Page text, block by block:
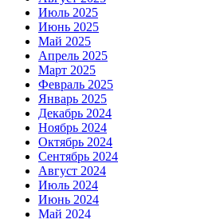
Июль 2025
Июнь 2025
Май 2025
Апрель 2025
Март 2025
Февраль 2025
Январь 2025
Декабрь 2024
Ноябрь 2024
Октябрь 2024
Сентябрь 2024
Август 2024
Июль 2024
Июнь 2024
Май 2024